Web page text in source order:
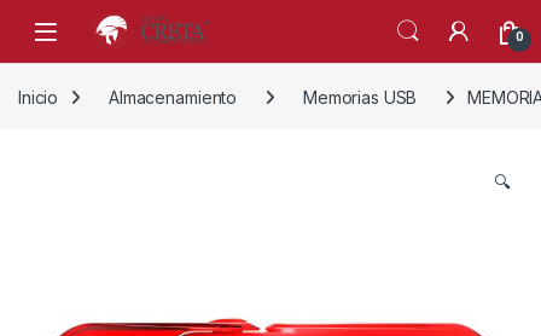
Skip to navigation
Skip to content
0
Inicio Almacenamiento Memorias USB
🔍